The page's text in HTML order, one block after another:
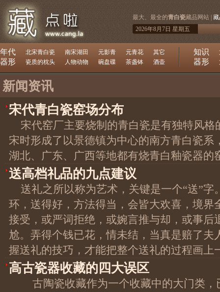
最大、最全的青白瓷藏品网站 |
2026年8月7日 星期五
年代 北宋青白瓷 南宋湖田 元影青 元青花 其它
器形 瓷质的枕头 人物动物 碗盘碟 茶盏钵 酒壶
知识
器形
新闻资讯
宋代青白瓷窑场分布
宋代窑厂主要烧制的青白瓷是有独特风
宋时形成了以景德镇为中心的南方青白瓷系
湖北、广东、广西等地都有烧青白釉瓷器的
送高档礼品的九点建议
送礼之所以称为艺术，关键是一个“送”
环，送得好，方法得当，会皆大欢喜，境界
接受，或严词拒绝，或婉言推与却，或事后
尬。弄得个钱已花，情未结，当真是赔了夫
握送礼的技巧，才能把整个送礼的过程画上
高古瓷器收藏的四大误区
古陶瓷收藏作为一个收藏中的大门类，